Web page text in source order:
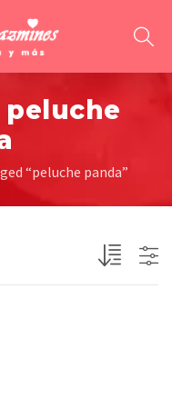
peluche
“peluche panda”